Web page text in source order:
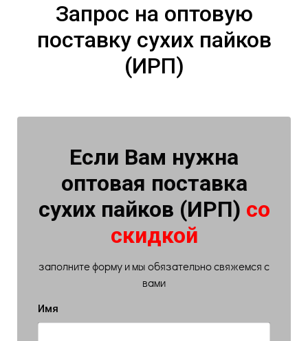
Запрос на оптовую
поставку сухих пайков
(ИРП)
Если Вам нужна
оптовая поставка
сухих пайков (ИРП) со
скидкой
заполните форму и мы обязательно свяжемся с
вами
Имя